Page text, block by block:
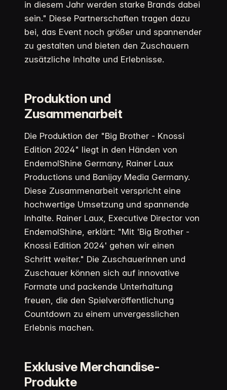
in diesem Jahr werden starke Brands dabei
sein." Diese Partnerschaften tragen dazu
bei, das Event noch größer und spannender
zu gestalten und bieten den Zuschauern
zusätzliche Inhalte und Erlebnisse.
Produktion und
Zusammenarbeit
Die Produktion der "Big Brother - Knossi
Edition 2024" liegt in den Händen von
EndemolShine Germany, Rainer Laux
Productions und Banijay Media Germany.
Diese Zusammenarbeit verspricht eine
hochwertige Umsetzung und spannende
Inhalte. Rainer Laux, Executive Director von
EndemolShine, erklärt: "Mit 'Big Brother -
Knossi Edition 2024' gehen wir einen
Schritt weiter." Die Zuschauerinnen und
Zuschauer können sich auf innovative
Formate und packende Unterhaltung
freuen, die den Spielveröffentlichung
Countdown zu einem unvergesslichen
Erlebnis machen.
Exklusive Merchandise-
Produkte